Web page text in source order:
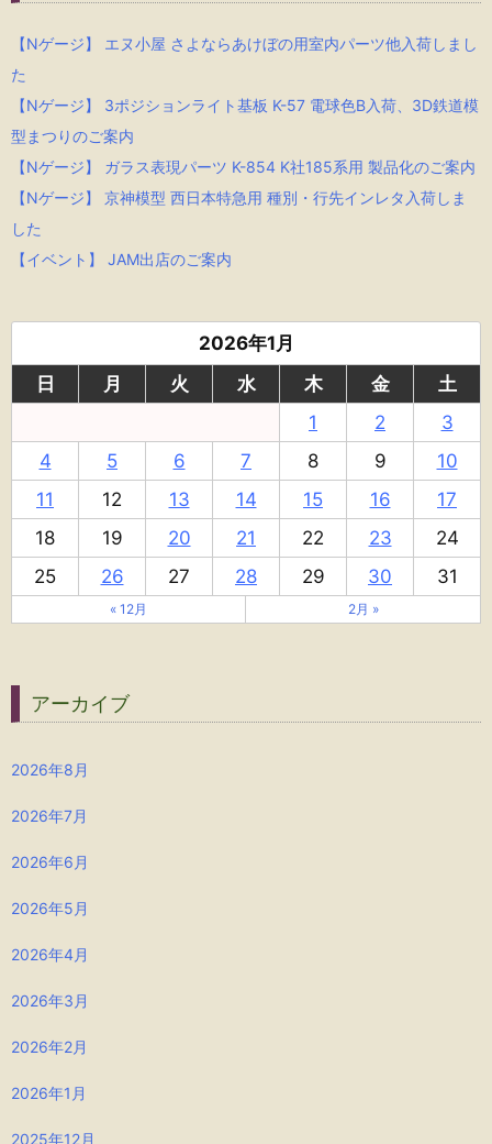
【Nゲージ】 エヌ小屋 さよならあけぼの用室内パーツ他入荷しまし
た
【Nゲージ】 3ポジションライト基板 K-57 電球色B入荷、3D鉄道模
型まつりのご案内
【Nゲージ】 ガラス表現パーツ K-854 K社185系用 製品化のご案内
【Nゲージ】 京神模型 西日本特急用 種別・行先インレタ入荷しま
した
【イベント】 JAM出店のご案内
2026年1月
日
月 火 水 木 金
土
1
2
3
4
5 6 7 8 9
10
11
12 13 14 15 16
17
18
19 20 21 22 23
24
25
26 27 28 29 30 31
« 12月 2月 »
アーカイブ
2026年8月
2026年7月
2026年6月
2026年5月
2026年4月
2026年3月
2026年2月
2026年1月
2025年12月